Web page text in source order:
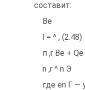
составит:
Be
l = ^ , (2.48)
п ,r Be +
n ,r ^ n Э
где еn Г —